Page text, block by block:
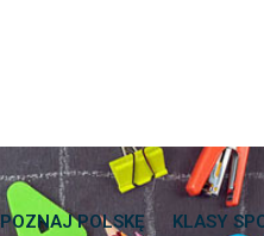
POZNAJ POLSKĘ KLASY